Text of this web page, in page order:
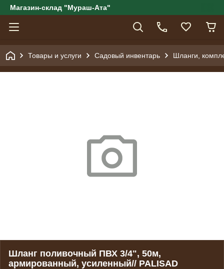
Магазин-склад "Мураш-Ата"
Товары и услуги Садовый инвентарь Шланги,
Шланг поливочный ПВХ 3/4", 50м,
армированный, усиленный// PALISAD